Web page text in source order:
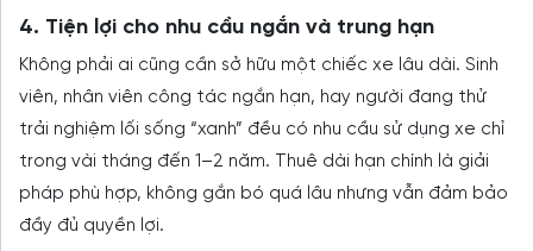
4. Tiện lợi cho nhu cầu ngắn và trung hạn
Không phải ai cũng cần sở hữu một chiếc xe lâu dài. Sinh
viên, nhân viên công tác ngắn hạn, hay người đang thử
trải nghiệm lối sống “xanh” đều có nhu cầu sử dụng xe chỉ
trong vài tháng đến 1–2 năm. Thuê dài hạn chính là giải
pháp phù hợp, không gắn bó quá lâu nhưng vẫn đảm bảo
đầy đủ quyền lợi.